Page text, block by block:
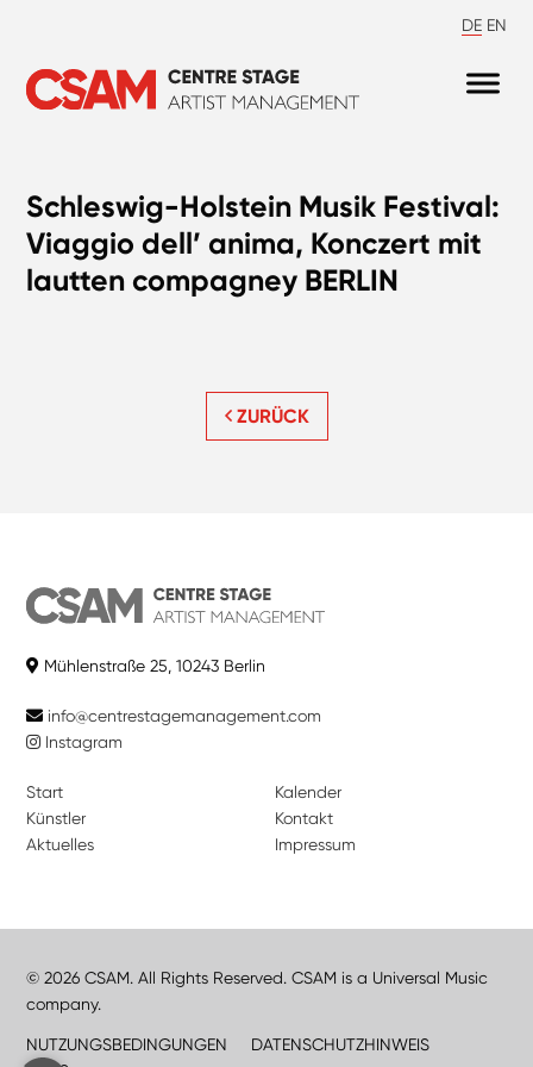
DE EN
Schleswig-Holstein Musik Festival:
Viaggio dell’ anima, Konczert mit
lautten compagney BERLIN
ZURÜCK
Mühlenstraße 25, 10243 Berlin
info@centrestagemanagement.com
Instagram
Start
Künstler
Aktuelles
Kalender
Kontakt
Impressum
© 2026 CSAM. All Rights Reserved. CSAM is a Universal Music
company.
NUTZUNGSBEDINGUNGEN
DATENSCHUTZHINWEIS